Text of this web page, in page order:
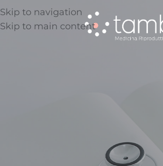
Skip to navigation
Skip to main content